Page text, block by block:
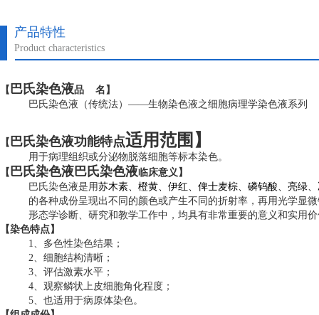
产品特性
Product characteristics
【 巴氏染色液品 名】
巴氏染色液（传统法）——生物染色液之细胞病理学染色液系列
【 巴氏染色液功能特点适用范围】
用于病理组织或分泌物脱落细胞等标本染色。
【 巴氏染色液巴氏染色液临床意义】
巴氏染色液是用苏木素、橙黄、伊红、俾士麦棕、磷钨酸、亮绿
的各种成份呈现出不同的颜色或产生不同的折射率，再用光学显
形态学诊断、研究和教学工作中，均具有非常重要的意义和实用
【染色特点】
1、多色性染色结果；
2、细胞结构清晰；
3、评估激素水平；
4、观察鳞状上皮细胞角化程度；
5、也适用于病原体染色。